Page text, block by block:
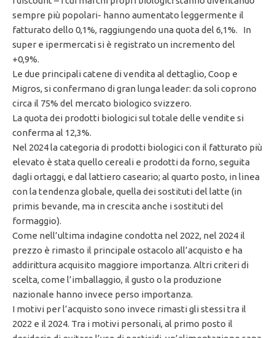
sempre più popolari- hanno aumentato leggermente il
fatturato dello 0,1%, raggiungendo una quota del 6,1%. In
super e ipermercati si è registrato un incremento del
+0,9%.
Le due principali catene di vendita al dettaglio, Coop e
Migros, si confermano di gran lunga leader: da soli coprono
circa il 75% del mercato biologico svizzero.
La quota dei prodotti biologici sul totale delle vendite si
conferma al 12,3%.
Nel 2024 la categoria di prodotti biologici con il fatturato più
elevato è stata quello cereali e prodotti da forno, seguita
dagli ortaggi, e dal lattiero caseario; al quarto posto, in linea
con la tendenza globale, quella dei sostituti del latte (in
primis bevande, ma in crescita anche i sostituti del
formaggio).
Come nell’ultima indagine condotta nel 2022, nel 2024 il
prezzo è rimasto il principale ostacolo all’acquisto e ha
addirittura acquisito maggiore importanza. Altri criteri di
scelta, come l’imballaggio, il gusto o la produzione
nazionale hanno invece perso importanza.
I motivi per l’acquisto sono invece rimasti gli stessi tra il
2022 e il 2024. Tra i motivi personali, al primo posto il